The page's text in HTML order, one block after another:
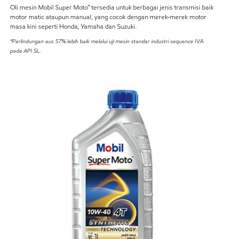
Oli mesin Mobil Super Moto™ tersedia untuk berbagai jenis transmisi baik
motor matic ataupun manual, yang cocok dengan merek-merek motor
masa kini seperti Honda, Yamaha dan Suzuki.
*Perlindungan aus 57% lebih baik melalui uji mesin standar industri sequence IVA
pada API SL.